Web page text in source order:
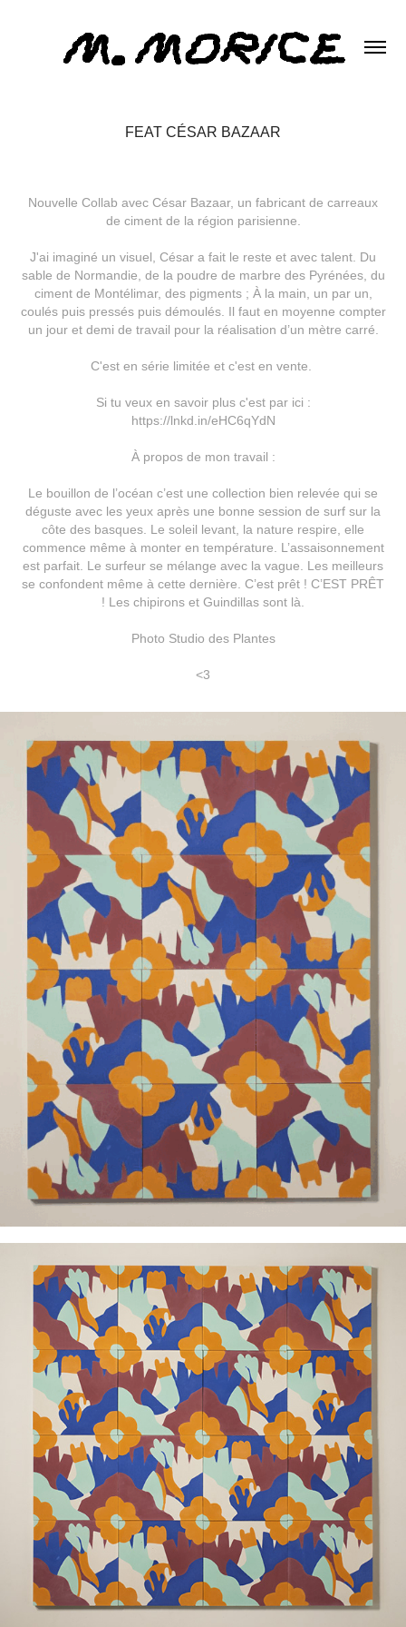
FEAT CÉSAR BAZAAR
Nouvelle Collab avec César Bazaar, un fabricant de carreaux
de ciment de la région parisienne.
J'ai imaginé un visuel, César a fait le reste et avec talent. Du
sable de Normandie, de la poudre de marbre des Pyrénées, du
ciment de Montélimar, des pigments ; À la main, un par un,
coulés puis pressés puis démoulés. Il faut en moyenne compter
un jour et demi de travail pour la réalisation d’un mètre carré.
C'est en série limitée et c'est en vente.
Si tu veux en savoir plus c'est par ici :
https://lnkd.in/eHC6qYdN
À propos de mon travail :
Le bouillon de l’océan c’est une collection bien relevée qui se
déguste avec les yeux après une bonne session de surf sur la
côte des basques. Le soleil levant, la nature respire, elle
commence même à monter en température. L’assaisonnement
est parfait. Le surfeur se mélange avec la vague. Les meilleurs
se confondent même à cette dernière. C’est prêt ! C’EST PRÊT
! Les chipirons et Guindillas sont là.
Photo Studio des Plantes
<3